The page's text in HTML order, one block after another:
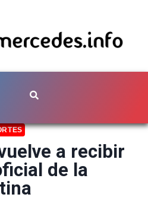
a recibir
de la